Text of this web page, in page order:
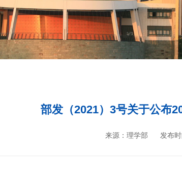
部发（2021）3号关于公布
来源：理学部 发布